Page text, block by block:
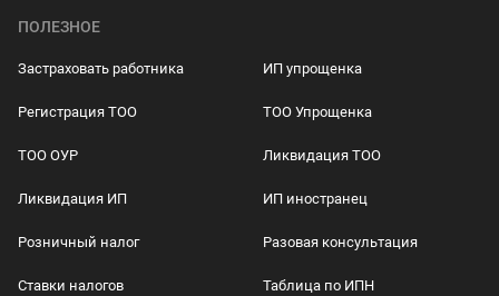
ПОЛЕЗНОЕ
Застраховать работника ИП упрощенка
Регистрация ТОО ТОО Упрощенка
ТОО ОУР Ликвидация ТОО
Ликвидация ИП ИП иностранец
Розничный налог Разовая консультация
Ставки налогов Таблица по ИПН